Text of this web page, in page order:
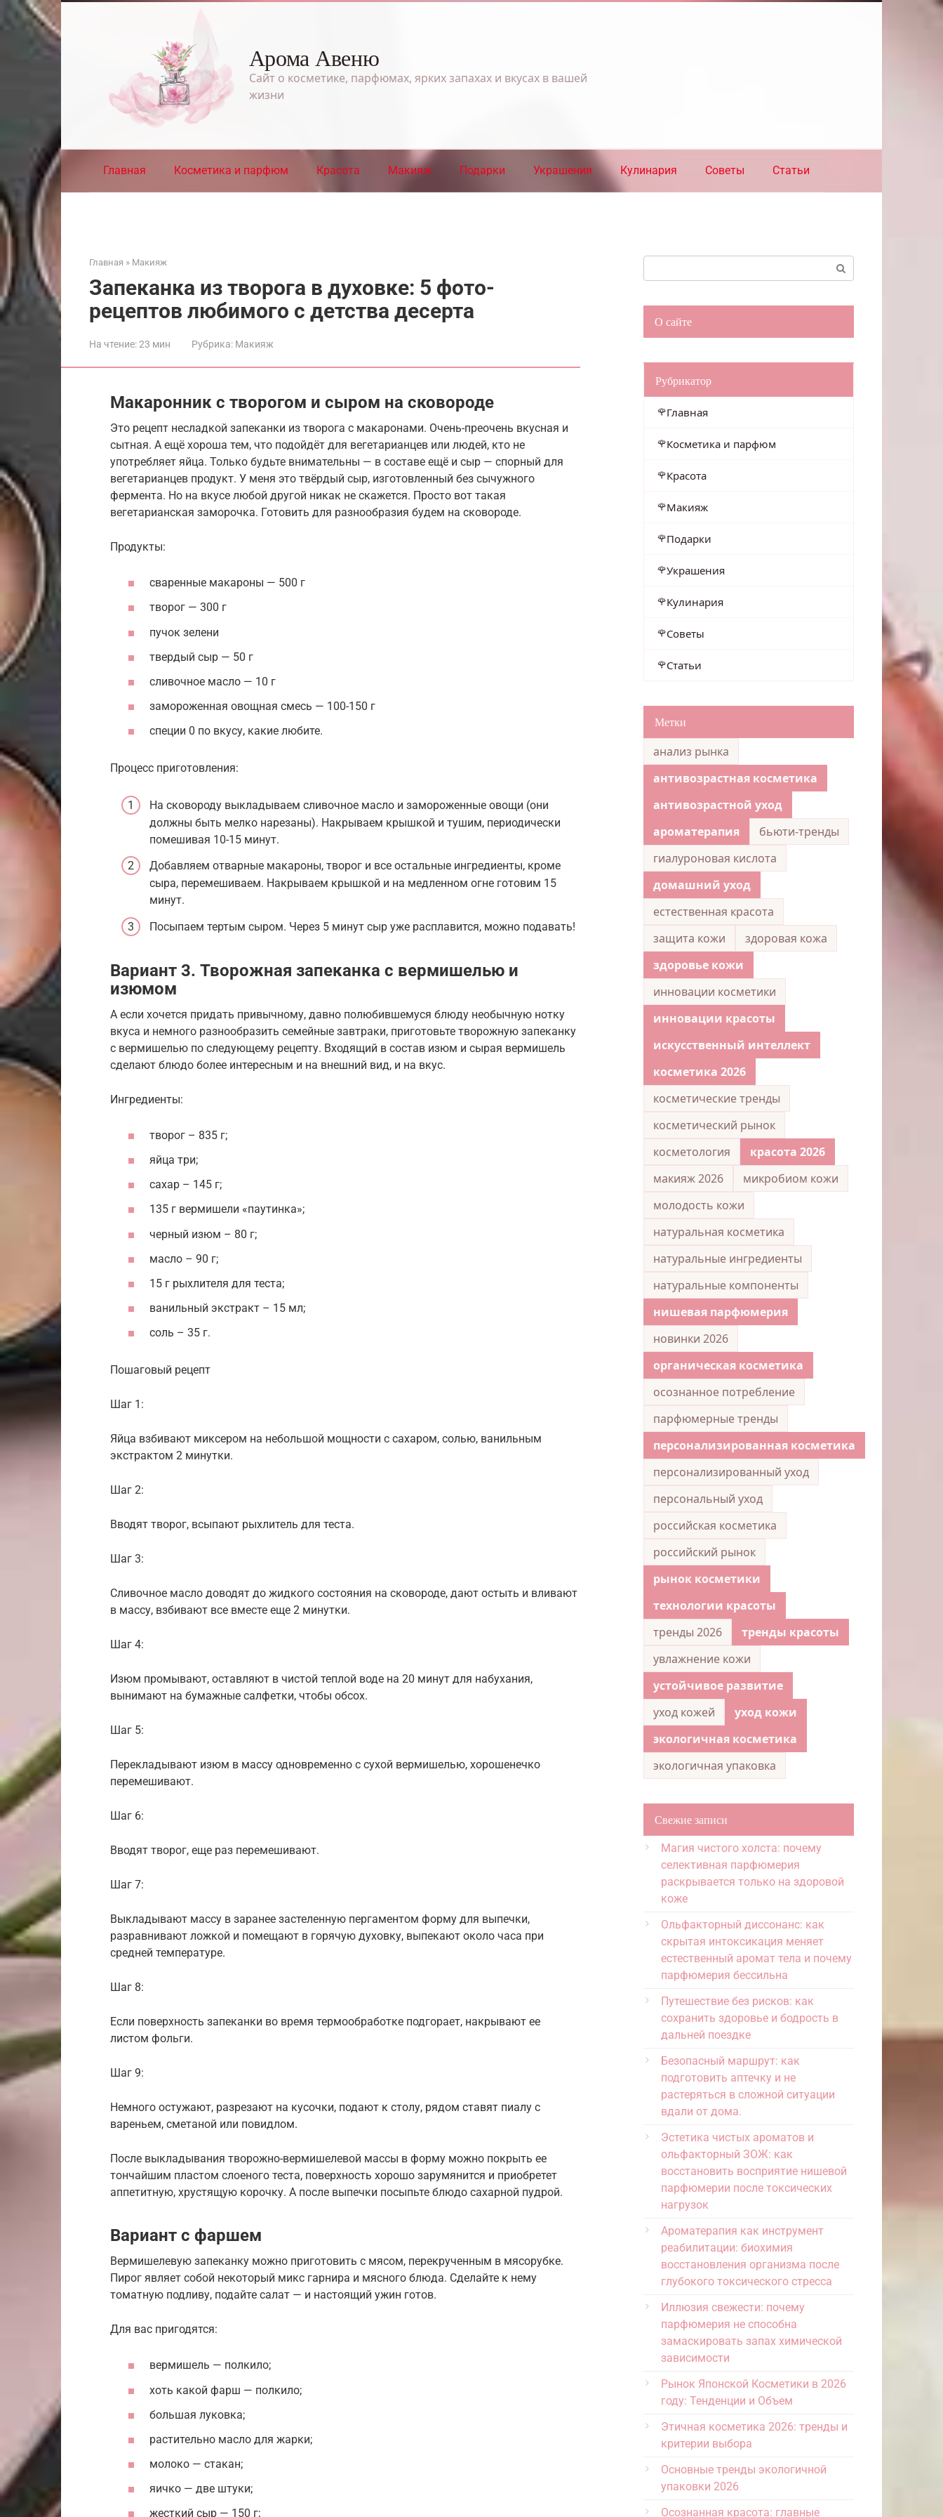
Перейти
к
контенту
Арома Авеню
Сайт о косметике, парфюмах, ярких запахах и вкусах в вашей
жизни
Главная Косметика и парфюм Красота Макияж Подарки Украшения Кулинария Советы Статьи
Главная » Макияж
Запеканка из творога в духовке: 5 фото-
рецептов любимого с детства десерта
На чтение:23 мин Рубрика: Макияж
Макаронник с творогом и сыром на сковороде
Это рецепт несладкой запеканки из творога с макаронами. Очень-преочень вкусная и
сытная. А ещё хороша тем, что подойдёт для вегетарианцев или людей, кто не
употребляет яйца. Только будьте внимательны — в составе ещё и сыр — спорный для
вегетарианцев продукт. У меня это твёрдый сыр, изготовленный без сычужного
фермента. Но на вкусе любой другой никак не скажется. Просто вот такая
вегетарианская заморочка. Готовить для разнообразия будем на сковороде.
Продукты:
сваренные макароны — 500 г
творог — 300 г
пучок зелени
твердый сыр — 50 г
сливочное масло — 10 г
замороженная овощная смесь — 100-150 г
специи 0 по вкусу, какие любите.
Процесс приготовления:
На сковороду выкладываем сливочное масло и замороженные овощи (они
должны быть мелко нарезаны). Накрываем крышкой и тушим, периодически
помешивая 10-15 минут.
Добавляем отварные макароны, творог и все остальные ингредиенты, кроме
сыра, перемешиваем. Накрываем крышкой и на медленном огне готовим 15
минут.
Посыпаем тертым сыром. Через 5 минут сыр уже расплавится, можно подавать!
Вариант 3. Творожная запеканка с вермишелью и
изюмом
А если хочется придать привычному, давно полюбившемуся блюду необычную нотку
вкуса и немного разнообразить семейные завтраки, приготовьте творожную запеканку
с вермишелью по следующему рецепту. Входящий в состав изюм и сырая вермишель
сделают блюдо более интересным и на внешний вид, и на вкус.
Ингредиенты:
творог – 835 г;
яйца три;
сахар – 145 г;
135 г вермишели «паутинка»;
черный изюм – 80 г;
масло – 90 г;
15 г рыхлителя для теста;
ванильный экстракт – 15 мл;
соль – 35 г.
Пошаговый рецепт
Шаг 1:
Яйца взбивают миксером на небольшой мощности с сахаром, солью, ванильным
экстрактом 2 минутки.
Шаг 2:
Вводят творог, всыпают рыхлитель для теста.
Шаг 3:
Сливочное масло доводят до жидкого состояния на сковороде, дают остыть и вливают
в массу, взбивают все вместе еще 2 минутки.
Шаг 4:
Изюм промывают, оставляют в чистой теплой воде на 20 минут для набухания,
вынимают на бумажные салфетки, чтобы обсох.
Шаг 5:
Перекладывают изюм в массу одновременно с сухой вермишелью, хорошенечко
перемешивают.
Шаг 6:
Вводят творог, еще раз перемешивают.
Шаг 7:
Выкладывают массу в заранее застеленную пергаментом форму для выпечки,
разравнивают ложкой и помещают в горячую духовку, выпекают около часа при
средней температуре.
Шаг 8:
Если поверхность запеканки во время термообработке подгорает, накрывают ее
листом фольги.
Шаг 9:
Немного остужают, разрезают на кусочки, подают к столу, рядом ставят пиалу с
вареньем, сметаной или повидлом.
После выкладывания творожно-вермишелевой массы в форму можно покрыть ее
тончайшим пластом слоеного теста, поверхность хорошо зарумянится и приобретет
аппетитную, хрустящую корочку. А после выпечки посыпьте блюдо сахарной пудрой.
Вариант с фаршем
Вермишелевую запеканку можно приготовить с мясом, перекрученным в мясорубке.
Пирог являет собой некоторый микс гарнира и мясного блюда. Сделайте к нему
томатную подливу, подайте салат — и настоящий ужин готов.
Для вас пригодятся:
вермишель — полкило;
хоть какой фарш — полкило;
большая луковка;
растительно масло для жарки;
молоко — стакан;
яичко — две штуки;
жесткий сыр — 150 г;
О сайте
Рубрикатор
Главная
Косметика и парфюм
Красота
Макияж
Подарки
Украшения
Кулинария
Советы
Статьи
Метки
анализ рынка
антивозрастная косметика
антивозрастной уход
ароматерапия
бьюти-тренды
гиалуроновая кислота
домашний уход
естественная красота
защита кожи
здоровая кожа
здоровье кожи
инновации косметики
инновации красоты
искусственный интеллект
косметика 2026
косметические тренды
косметический рынок
косметология
красота 2026
макияж 2026
микробиом кожи
молодость кожи
натуральная косметика
натуральные ингредиенты
натуральные компоненты
нишевая парфюмерия
новинки 2026
органическая косметика
осознанное потребление
парфюмерные тренды
персонализированная косметика
персонализированный уход
персональный уход
российская косметика
российский рынок
рынок косметики
технологии красоты
тренды 2026
тренды красоты
увлажнение кожи
устойчивое развитие
уход кожей
уход кожи
экологичная косметика
экологичная упаковка
Свежие записи
Магия чистого холста: почему
селективная парфюмерия
раскрывается только на здоровой
коже
Ольфакторный диссонанс: как
скрытая интоксикация меняет
естественный аромат тела и почему
парфюмерия бессильна
Путешествие без рисков: как
сохранить здоровье и бодрость в
дальней поездке
Безопасный маршрут: как
подготовить аптечку и не
растеряться в сложной ситуации
вдали от дома.
Эстетика чистых ароматов и
ольфакторный ЗОЖ: как
восстановить восприятие нишевой
парфюмерии после токсических
нагрузок
Ароматерапия как инструмент
реабилитации: биохимия
восстановления организма после
глубокого токсического стресса
Иллюзия свежести: почему
парфюмерия не способна
замаскировать запах химической
зависимости
Рынок Японской Косметики в 2026
году: Тенденции и Объем
Этичная косметика 2026: тренды и
критерии выбора
Основные тренды экологичной
упаковки 2026
Осознанная красота: главные